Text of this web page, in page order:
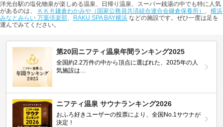
洋光台駅の塩化物泉が楽しめる温泉、日帰り温泉、スーパー銭湯の中でも特に人気
があるのは、
ＫＫＲ鎌倉わかみや（国家公務員共済組合連合会鎌倉保養所） 、 横浜
みなとみらい 万葉倶楽部、 RAKU SPA BAY横浜 などの施設です。ぜひ一度は足を
運んでみてください。
第20回ニフティ温泉年間ランキング2025
全国約2.2万件の中から頂点に選ばれた、2025年の人
気施設は…
ニフティ温泉 サウナランキング2026
おふろ好きユーザーの投票により、全国No.1サウナが
決定！